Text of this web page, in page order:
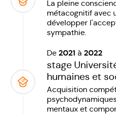
La pleine
métacognitif avec
développer
sympathie.
De2021 à2022
stage
humaines et
Acquisition
mentaux et